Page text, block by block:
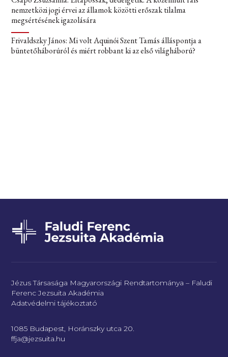
nemzetközi jogi érvei az államok közötti erőszak tilalma
megsértésének igazolására
Frivaldszky János: Mi volt Aquinói Szent Tamás álláspontja a
büntetőháborúról és miért robbant ki az első világháború?
Jézus Társasága Magyarországi Rendtartománya – Faludi
Ferenc Jezsuita Akadémia
Adatvédelmi tájékoztató
1085 Budapest, Horánszky utca 20.
ffja@jezsuita.hu